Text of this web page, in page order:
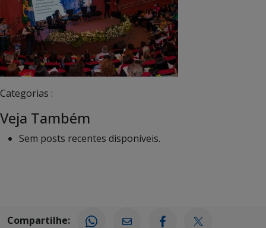
Categorias :
Veja Também
Sem posts recentes disponíveis.
Compartilhe: